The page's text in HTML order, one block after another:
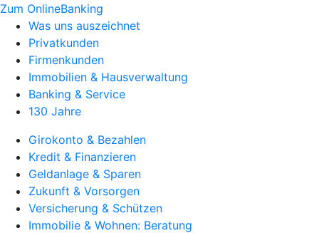
Zum OnlineBanking
Was uns auszeichnet
Privatkunden
Firmenkunden
Immobilien & Hausverwaltung
Banking & Service
130 Jahre
Girokonto & Bezahlen
Kredit & Finanzieren
Geldanlage & Sparen
Zukunft & Vorsorgen
Versicherung & Schützen
Immobilie & Wohnen: Beratung